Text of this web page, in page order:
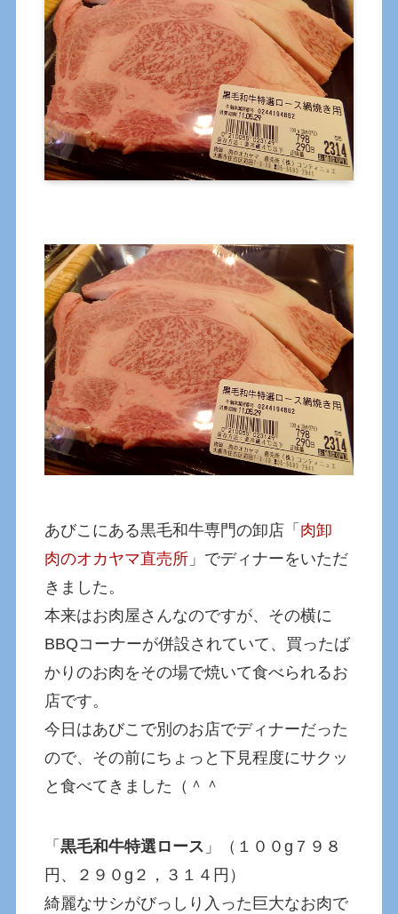
あびこにある黒毛和牛専門の卸店「 肉卸
肉のオカヤマ直売所 」でディナーをいただ
きました。
本来はお肉屋さんなのですが、その横に
BBQコーナーが併設されていて、買ったば
かりのお肉をその場で焼いて食べられるお
店です。
今日はあびこで別のお店でディナーだった
ので、その前にちょっと下見程度にサクッ
と食べてきました（＾＾
「黒毛和牛特選ロース 」（１００g７９８
円、２９０g２，３１４円）
綺麗なサシがびっしり入った巨大なお肉で